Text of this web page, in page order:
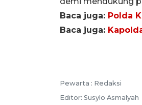
Baca juga: Polda
Baca juga:
Pewarta : Redaksi
Editor: Susylo Asmalyah